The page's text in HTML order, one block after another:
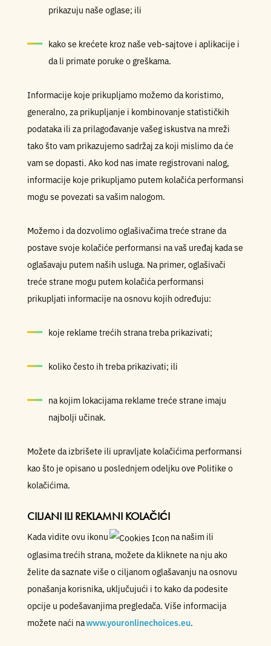
prikazuju naše oglase; ili
kako se krećete kroz naše veb-sajtove i aplikacije i
da li primate poruke o greškama.
Informacije koje prikupljamo možemo da koristimo,
generalno, za prikupljanje i kombinovanje statističkih
podataka ili za prilagođavanje vašeg iskustva na mreži
tako što vam prikazujemo sadržaj za koji mislimo da će
vam se dopasti. Ako kod nas imate registrovani nalog,
informacije koje prikupljamo putem kolačića performansi
mogu se povezati sa vašim nalogom.
Možemo i da dozvolimo oglašivačima treće strane da
postave svoje kolačiće performansi na vaš uređaj kada se
oglašavaju putem naših usluga. Na primer, oglašivači
treće strane mogu putem kolačića performansi
prikupljati informacije na osnovu kojih određuju:
koje reklame trećih strana treba prikazivati;
koliko često ih treba prikazivati; ili
na kojim lokacijama reklame treće strane imaju
najbolji učinak.
Možete da izbrišete ili upravljate kolačićima performansi
kao što je opisano u poslednjem odeljku ove Politike o
kolačićima.
CILJANI ILI REKLAMNI KOLAČIĆI
Kada vidite ovu ikonu
na našim ili
oglasima trećih strana, možete da kliknete na nju ako
želite da saznate više o ciljanom oglašavanju na osnovu
ponašanja korisnika, uključujući i to kako da podesite
opcije u podešavanjima pregledača. Više informacija
možete naći nawww.youronlinechoices.eu.